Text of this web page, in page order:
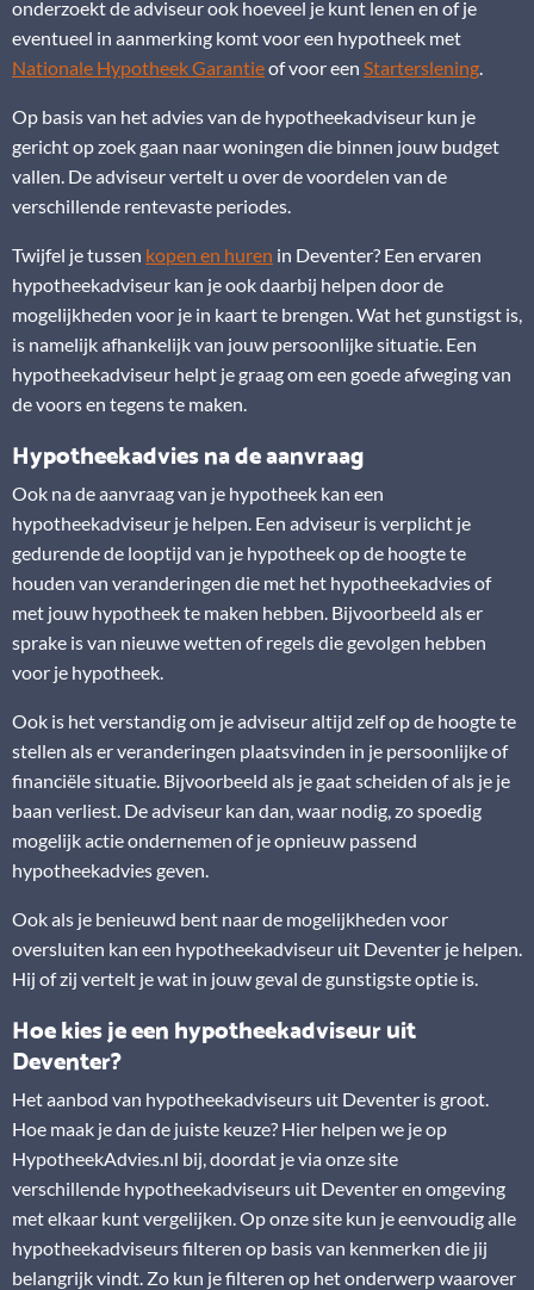
onderzoekt de adviseur ook hoeveel je kunt lenen en of je
eventueel in aanmerking komt voor een hypotheek met
Nationale Hypotheek Garantieof voor een Starterslening
Op basis van het advies van de hypotheekadviseur kun je
gericht op zoek gaan naar woningen die binnen jouw budget
vallen. De adviseur vertelt u over de voordelen van de
verschillende rentevaste periodes.
Twijfel je tussen kopen en huren in Deventer? Een ervaren
hypotheekadviseur kan je ook daarbij helpen door de
mogelijkheden voor je in kaart te brengen. Wat het gunstigst is,
is namelijk afhankelijk van jouw persoonlijke situatie. Een
hypotheekadviseur helpt je graag om een goede afweging van
de voors en tegens te maken.
Hypotheekadvies na de aanvraag
Ook na de aanvraag van je hypotheek kan een
hypotheekadviseur je helpen. Een adviseur is verplicht je
gedurende de looptijd van je hypotheek op de hoogte te
houden van veranderingen die met het hypotheekadvies of
met jouw hypotheek te maken hebben. Bijvoorbeeld als er
sprake is van nieuwe wetten of regels die gevolgen hebben
voor je hypotheek.
Ook is het verstandig om je adviseur altijd zelf op de hoogte te
stellen als er veranderingen plaatsvinden in je persoonlijke of
financiële situatie. Bijvoorbeeld als je gaat scheiden of als je je
baan verliest. De adviseur kan dan, waar nodig, zo spoedig
mogelijk actie ondernemen of je opnieuw passend
hypotheekadvies geven.
Ook als je benieuwd bent naar de mogelijkheden voor
oversluiten kan een hypotheekadviseur uit Deventer je helpen.
Hij of zij vertelt je wat in jouw geval de gunstigste optie is.
Hoe kies je een hypotheekadviseur uit
Deventer?
Het aanbod van hypotheekadviseurs uit Deventer is groot.
Hoe maak je dan de juiste keuze? Hier helpen we je op
HypotheekAdvies.nl bij, doordat je via onze site
verschillende hypotheekadviseurs uit Deventer en omgeving
met elkaar kunt vergelijken. Op onze site kun je eenvoudig alle
hypotheekadviseurs filteren op basis van kenmerken die jij
belangrijk vindt. Zo kun je filteren op het onderwerp waarover